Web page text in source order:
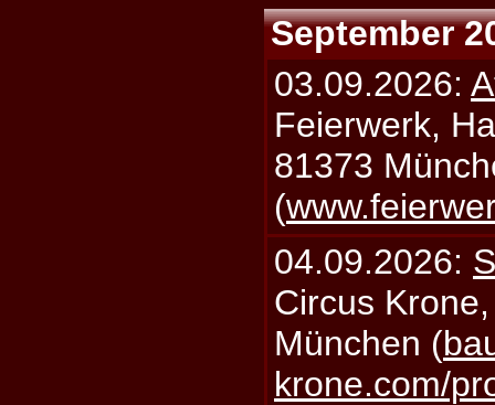
September
03.09.2026:
Feierwerk,
81373
(
04.09.2026:
Circus
München (
krone.com/